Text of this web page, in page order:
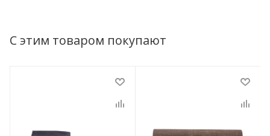
С этим товаром покупают